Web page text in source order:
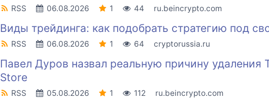
RSS 06.08.2026 1 44 ru.beincrypto.com
Виды трейдинга: как подобрать стратегию под
RSS 06.08.2026 1 64 cryptorussia.ru
Павел Дуров назвал реальную причину удаления
Store
RSS 05.08.2026 1 112 ru.beincrypto.com